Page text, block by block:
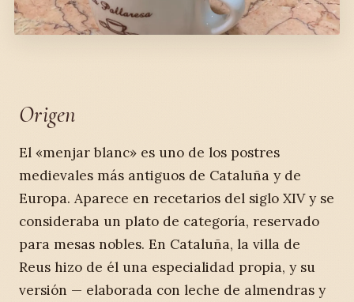
Origen
El «menjar blanc» es uno de los postres
medievales más antiguos de Cataluña y de
Europa. Aparece en recetarios del siglo XIV y se
consideraba un plato de categoría, reservado
para mesas nobles. En Cataluña, la villa de
Reus hizo de él una especialidad propia, y su
versión — elaborada con leche de almendras y